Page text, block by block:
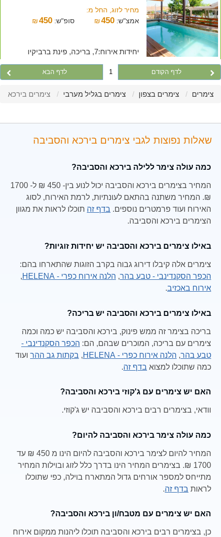
מחיר לזוג, החל מ:
אמצ"ש:
₪450 סופ"ש: ₪ 450
יחידות אירוח:7, בריכה, פינת ברביקיו
לדף הקודם 1 לדף הבא
צימרים צימרים בצפון צימרים בגליל מערבי צימרים בירכא
שאלות נפוצות לגבי צימרים בירכא והסביבה
כמה עולה צימר ללילה בירכא והסביבה?
המחיר בצימרים בירכא והסביבה יכול לנוע בין- 450 ₪ ל- 1700
₪. המחיר משתנה בהתאם לעונתיות, לרמת האירוח, לסוג
האירוח ועוד פרמטרים נוספים. בדף זה תוכלו לראות את מגוון
הצימרים בירכא והסביבה.
באילו צימרים בירכא והסביבה יש יחידות זוגיות?
צימרים אלה קיבלו דירוג גבוה בקרב הזוגות שהתארחו בהם:
הכפר הסקנדינבי - טבע בהר, הלנה אירוח כפרי - HELENA
,
אירוח באכזיב.
באילו צימרים בירכא והסביבה יש בריכה?
בריכה בצימר זה ממש פינוק, בירכא והסביבה יש כמה וכמה
צימרים עם בריכה, המוכרים שבהם, הם: הכפר הסקנדינבי -
טבע בהר, הלנה אירוח כפרי - HELENA , בקתות גב ההר ועוד
כמה שתוכלו למצוא בדף זה.
האם יש צימרים עם ג'קוזי בירכא והסביבה?
וודאי, בצימרים רבים בירכא והסביבה יש ג'קוזי.
כמה עולה צימר בירכא והסביבה להיום?
המחיר להיום לצימר בירכא והסביבה להיום הינו מ 450 ₪ עד
1700 ₪. בצימרים המחיר הינו בדרך כלל לזוג ובוילות המחיר
מתייחס למספר אורחים גדול המתארח בוילה, כפי שתוכלו
לראות בדף זה.
האם יש צימרים עם מטבח/ון בירכא והסביבה?
כן, בצימרים רבים בירכא והסביבה תוכלו ליהנות ממקום אירוח